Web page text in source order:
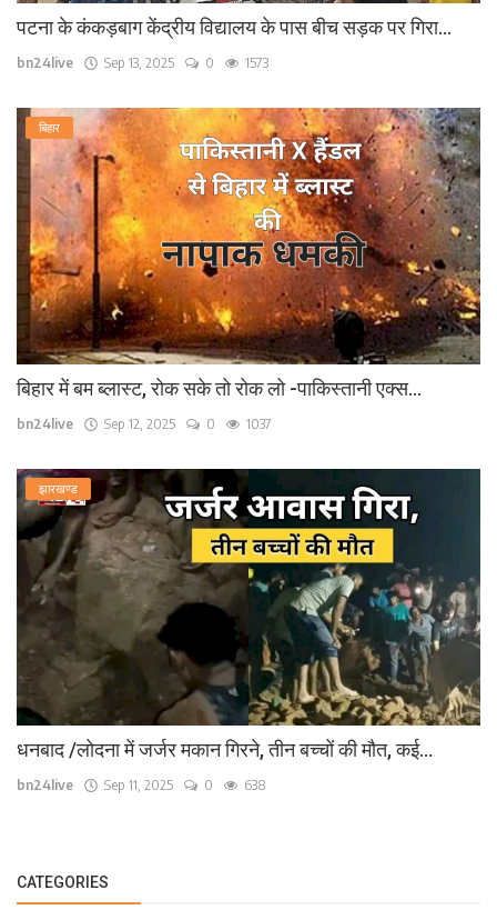
पटना के कंकड़बाग केंद्रीय विद्यालय के पास बीच सड़क पर गिरा...
bn24live Sep 13, 2025 0 1573
बिहार
बिहार में बम ब्लास्ट, रोक सके तो रोक लो -पाकिस्तानी एक्स...
bn24live Sep 12, 2025 0 1037
झारखण्ड
धनबाद /लोदना में जर्जर मकान गिरने, तीन बच्चों की मौत, कई...
bn24live Sep 11, 2025 0 638
CATEGORIES